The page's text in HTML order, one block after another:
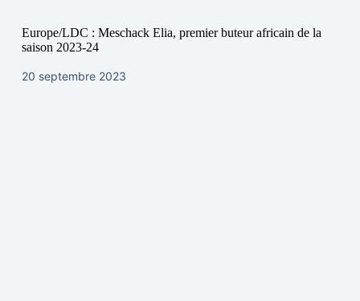
Europe/LDC : Meschack Elia, premier buteur africain de la
saison 2023-24
20 septembre 2023